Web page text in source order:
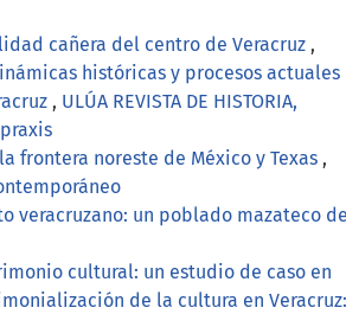
cañera del centro de Veracruz ,
históricas y procesos actuales
, ULÚA REVISTA DE HISTORIA,
frontera noreste de México y Texas ,
veracruzano: un poblado mazateco de
cultural: un estudio de caso en
de la cultura en Veracruz: